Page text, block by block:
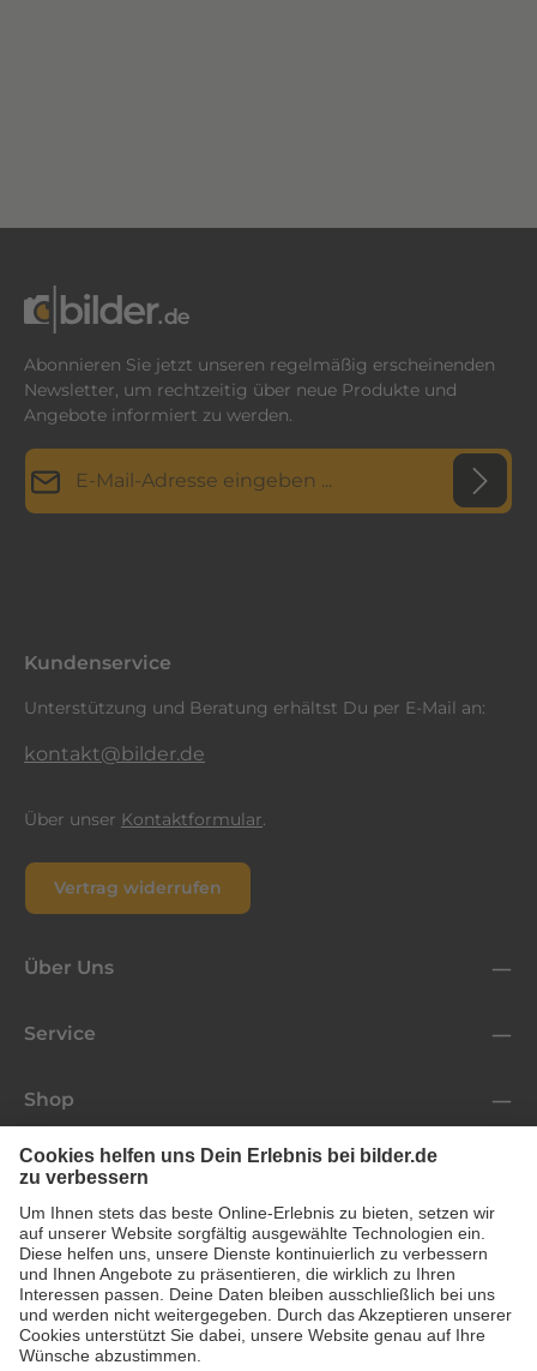
Abonnieren Sie jetzt unseren regelmäßig erscheinenden
Newsletter, um rechtzeitig über neue Produkte und
Angebote informiert zu werden.
E-Mail-Adresse*
Kundenservice
Unterstützung und Beratung erhältst Du per E-Mail an:
kontakt@bilder.de
Über unser Kontaktformular.
Vertrag widerrufen
Über Uns
Service
Shop
Folge uns